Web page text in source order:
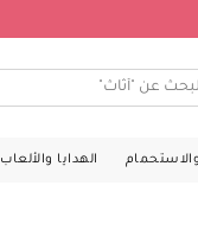
الهدايا والألعاب